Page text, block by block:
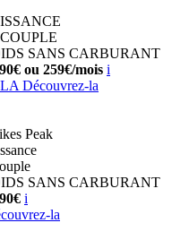
COUPLE
SANS CARBURANT
ou 259€/mois i
Découvrez-la
Peak
SANS CARBURANT
i
la